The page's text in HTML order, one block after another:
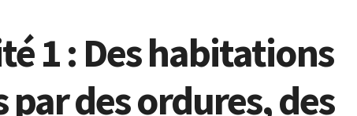
1 : Des habitations
par des ordures, des